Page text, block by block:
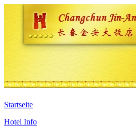
Startseite
Hotel Info